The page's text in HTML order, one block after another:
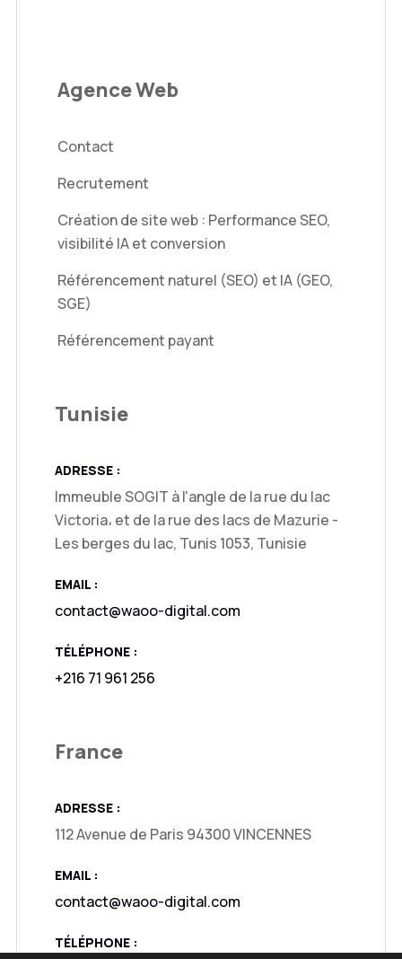
Agence Web
Contact
Recrutement
Création de site web : Performance SEO,
visibilité IA et conversion
Référencement naturel (SEO) et IA (GEO,
SGE)
Référencement payant
Tunisie
ADRESSE :
Immeuble SOGIT à l'angle de la rue du lac
Victoria، et de la rue des lacs de Mazurie -
Les berges du lac, Tunis 1053, Tunisie
EMAIL :
contact@waoo-digital.com
TÉLÉPHONE :
+216 71 961 256
France
ADRESSE :
112 Avenue de Paris 94300 VINCENNES
EMAIL :
contact@waoo-digital.com
TÉLÉPHONE :